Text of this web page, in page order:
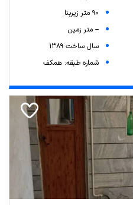
90 متر زیربنا
-- متر زمین
سال ساخت 1389
شماره طبقه: همکف